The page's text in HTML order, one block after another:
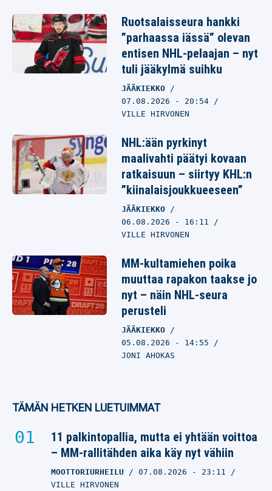
Ruotsalaisseura hankki
”parhaassa iässä” olevan
entisen NHL-pelaajan – nyt
tuli jääkylmä suihku
JÄÄKIEKKO
07.08.2026 - 20:54
VILLE HIRVONEN
NHL:ään pyrkinyt
maalivahti päätyi kovaan
ratkaisuun – siirtyy KHL:n
”kiinalaisjoukkueeseen”
JÄÄKIEKKO
06.08.2026 - 16:11
VILLE HIRVONEN
MM-kultamiehen poika
muuttaa rapakon taakse jo
nyt – näin NHL-seura
perusteli
JÄÄKIEKKO
05.08.2026 - 14:55
JONI AHOKAS
TÄMÄN HETKEN LUETUIMMAT
11 palkintopallia, mutta ei yhtään voittoa
– MM-rallitähden aika käy nyt vähiin
MOOTTORIURHEILU 07.08.2026 - 23:11
VILLE HIRVONEN